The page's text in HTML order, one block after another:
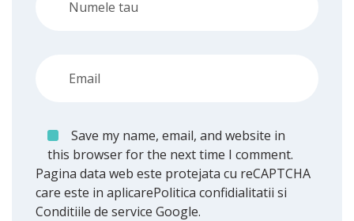
Save my name, email, and website in
this browser for the next time I comment.
Pagina data web este protejata cu reCAPTCHA
care este in aplicarePolitica confidialitatii si
Conditiile de service Google.